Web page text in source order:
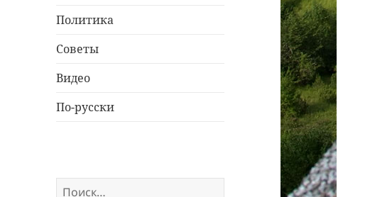
Политика
Советы
Видео
По-русски
Найти: